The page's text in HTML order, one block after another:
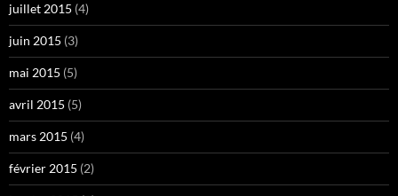
juillet 2015 (4)
juin 2015 (3)
mai 2015 (5)
avril 2015 (5)
mars 2015 (4)
février 2015 (2)